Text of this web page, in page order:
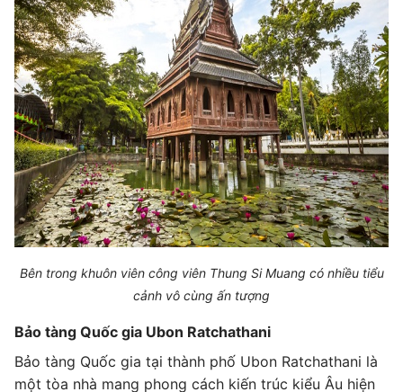
Bên trong khuôn viên công viên Thung Si Muang có nhiều tiểu
cảnh vô cùng ấn tượng
Bảo tàng Quốc gia Ubon Ratchathani
Bảo tàng Quốc gia tại thành phố Ubon Ratchathani là
một tòa nhà mang phong cách kiến trúc kiểu Âu hiện